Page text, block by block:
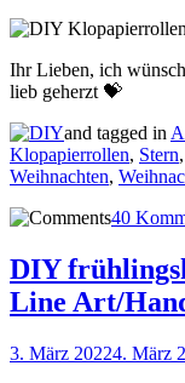
Ihr Lieben, ich
lieb geherzt 💝
and tagged in
Klopapierrollen, Stern,
Weihnachten,
40
DIY
Line Art/
3. März 20224. März